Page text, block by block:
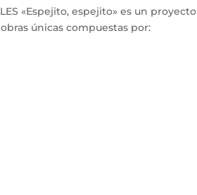
«Espejito, espejito» es un proyecto
únicas compuestas por: